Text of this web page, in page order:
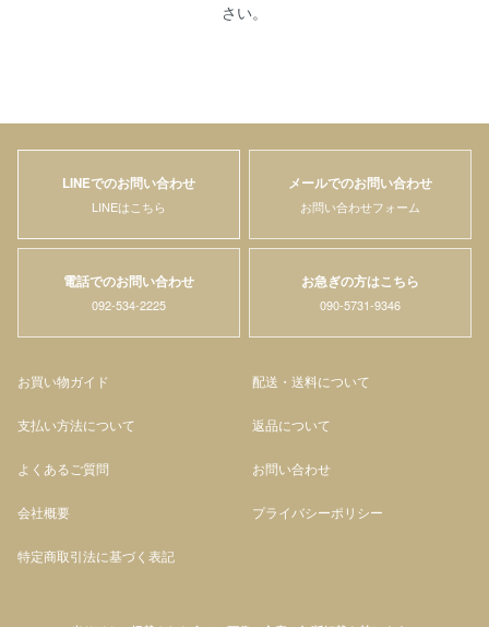
さい。
LINEでのお問い合わせ
LINEはこちら
メールでのお問い合わせ
お問い合わせフォーム
電話でのお問い合わせ
092-534-2225
お急ぎの方はこちら
090-5731-9346
お買い物ガイド 配送・送料について
支払い方法について 返品について
よくあるご質問 お問い合わせ
会社概要 プライバシーポリシー
特定商取引法に基づく表記